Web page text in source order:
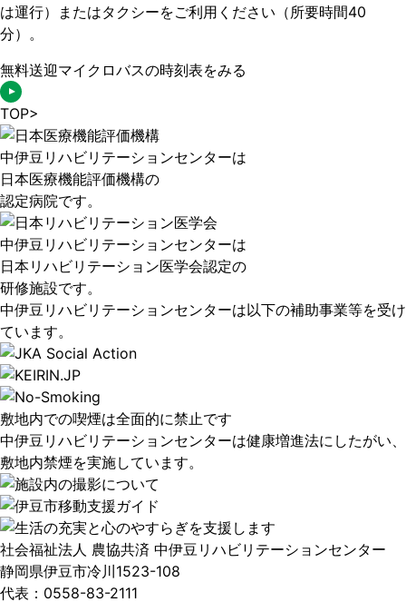
は運行）またはタクシーをご利用ください（所要時間40
分）。
無料送迎マイクロバスの時刻表をみる
TOP>
中伊豆リハビリテーションセンターは
日本医療機能評価機構の
認定病院です。
中伊豆リハビリテーションセンターは
日本リハビリテーション医学会認定の
研修施設です。
中伊豆リハビリテーションセンターは以下の補助事業等を受け
ています。
敷地内での喫煙は全面的に禁止です
中伊豆リハビリテーションセンターは健康増進法にしたがい、
敷地内禁煙を実施しています。
社会福祉法人 農協共済 中伊豆リハビリテーションセンター
静岡県伊豆市冷川1523-108
代表：0558-83-2111